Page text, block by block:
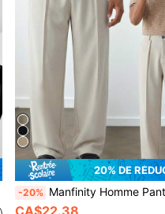
20% DE
-20% Manfinity Homme Pantalon de costume d'affaires décontracté de couleur unie pour hommes, convient pour le trajet quotidien, l'environnement de travail détendu ou les occasions semi-formelles,